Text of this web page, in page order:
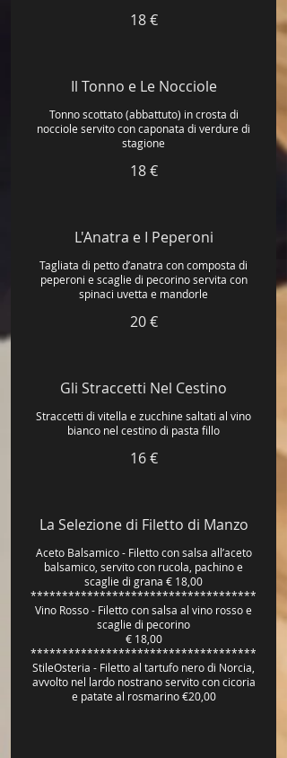
18 €
Il Tonno e Le Nocciole
Tonno scottato (abbattuto) in crosta di
nocciole servito con caponata di verdure di
stagione
18 €
L'Anatra e I Peperoni
Tagliata di petto d’anatra con composta di
peperoni e scaglie di pecorino servita con
spinaci uvetta e mandorle
20 €
Gli Straccetti Nel Cestino
Straccetti di vitella e zucchine saltati al vino
bianco nel cestino di pasta fillo
16 €
La Selezione di Filetto di Manzo
Aceto Balsamico - Filetto con salsa all’aceto
balsamico, servito con rucola, pachino e
scaglie di grana € 18,00
************************************
Vino Rosso - Filetto con salsa al vino rosso e
scaglie di pecorino
€ 18,00
************************************
StileOsteria - Filetto al tartufo nero di Norcia,
avvolto nel lardo nostrano servito con cicoria
e patate al rosmarino €20,00